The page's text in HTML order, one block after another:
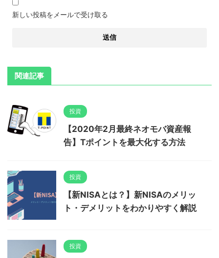
新しい投稿をメールで受け取る
関連記事
投資
【2020年2月最終ネオモバ資産報
告】Tポイントを最大化する方法
投資
【新NISAとは？】新NISAのメリッ
ト・デメリットをわかりやすく解説
投資